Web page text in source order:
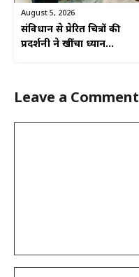
August 5, 2026
संविधान से प्रेरित चित्रों की
प्रदर्शनी ने खींचा ध्यान…
Leave a Comment